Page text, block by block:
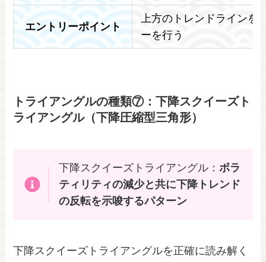
エントリーポイント
上方のトレンドラインを
ーを行う
トライアングルの種類⑦：下降スクイーズト
ライアングル（下降圧縮型三角形）
下降スクイーズトライアングル： ボラ
ティリティの減少と共に下降トレンド
の反転を示唆するパターン
下降スクイーズトライアングルを正確に読み解く